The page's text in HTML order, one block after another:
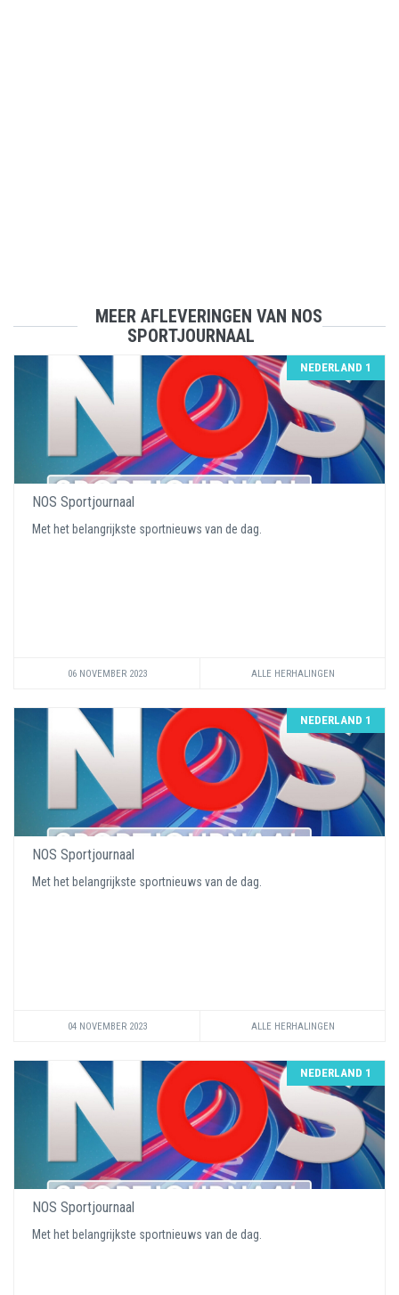
MEER AFLEVERINGEN VAN NOS
SPORTJOURNAAL
NEDERLAND 1
NOS Sportjournaal
Met het belangrijkste sportnieuws van de dag.
06 NOVEMBER 2023 ALLE HERHALINGEN
NEDERLAND 1
NOS Sportjournaal
Met het belangrijkste sportnieuws van de dag.
04 NOVEMBER 2023 ALLE HERHALINGEN
NEDERLAND 1
NOS Sportjournaal
Met het belangrijkste sportnieuws van de dag.